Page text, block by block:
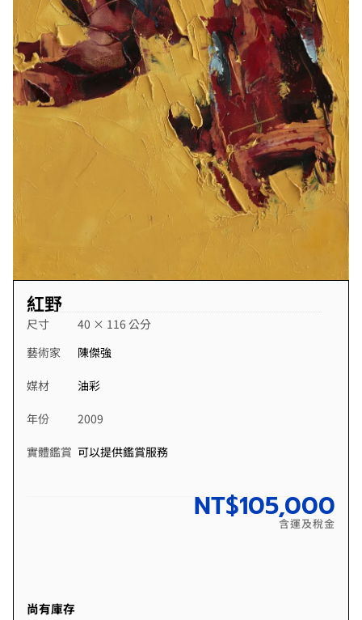
紅野
尺寸
40 × 116 公分
藝術家
陳傑強
媒材 油彩
年份 2009
實體鑑賞 可以提供鑑賞服務
NT$105,000
含運及稅金
尚有庫存